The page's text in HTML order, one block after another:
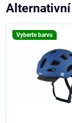
Vyberte barvu